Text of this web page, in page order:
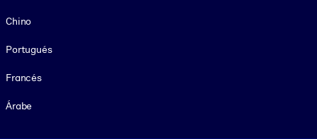
Chino
Portugués
Francés
Árabe